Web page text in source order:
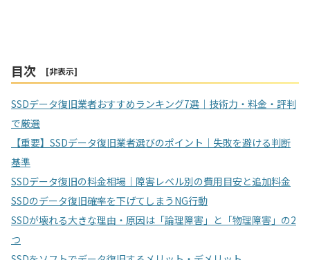
目次 [非表示]
SSDデータ復旧業者おすすめランキング7選｜技術力・料金・評判
で厳選
【重要】SSDデータ復旧業者選びのポイント｜失敗を避ける判断
基準
SSDデータ復旧の料金相場｜障害レベル別の費用目安と追加料金
SSDのデータ復旧確率を下げてしまうNG行動
SSDが壊れる大きな理由・原因は「論理障害」と「物理障害」の2
つ